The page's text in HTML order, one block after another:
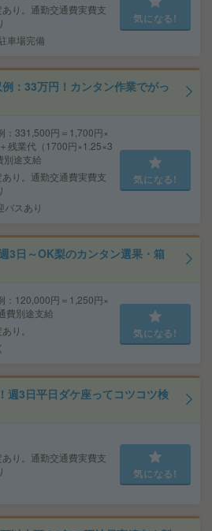
り。通勤交通費実費支
車場完備
気になる!
例：33万円！カンタン作業でがっ
：331,500円＝1,700円×
残業代（1700円×1.25×3
別途支給
り。通勤交通費実費支
バスあり
気になる!
3日～OK梨のカンタン選果・箱
：120,000円＝1,250円×
費別途支給
り。 気になる!
週3日平日ダケ座ってコツコツ検
り。通勤交通費実費支
気になる!